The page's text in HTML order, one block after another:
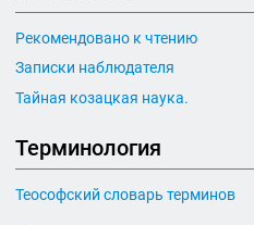
Рекомендовано к чтению
Записки наблюдателя
Тайная козацкая наука.
Терминология
Теософский словарь терминов